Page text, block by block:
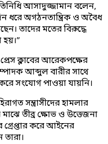
আসাদুজ্জামান বলেন,
ধরে অগঠনতান্ত্রিক ও অবৈধ
তাদের মতের বিরুদ্ধে
হয়।”
ক্লাবের আরেকপক্ষের
আব্দুল বারীর সাথে
সংযোগ পাওয়া যায়নি।
সন্ত্রাসীদের হামলার
তীব্র ক্ষোভ ও উত্তেজনা
গ্রেপ্তার করে আইনের